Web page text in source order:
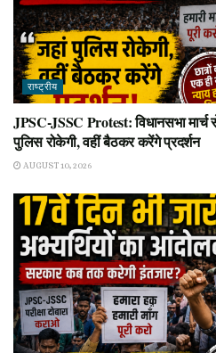
राष्ट्रीय
JPSC-JSSC Protest: विधानसभा मार्च
पुलिस रोकेगी, वहीं बैठकर करेंगे प्रदर्शन
AUGUST 10, 2026